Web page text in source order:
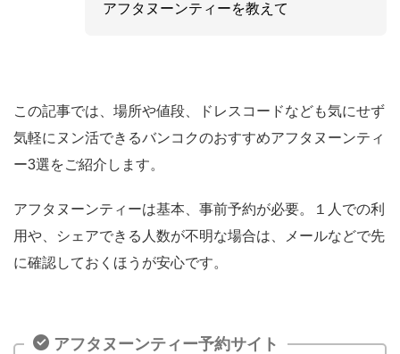
アフタヌーンティーを教えて
この記事では、場所や値段、ドレスコードなども気にせず
気軽にヌン活できるバンコクのおすすめアフタヌーンティ
ー3選をご紹介します。
アフタヌーンティーは基本、事前予約が必要。１人での利
用や、シェアできる人数が不明な場合は、メールなどで先
に確認しておくほうが安心です。
アフタヌーンティー予約サイト